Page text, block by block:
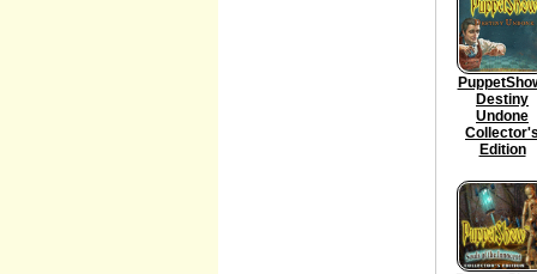
Destiny
Undone
Edition